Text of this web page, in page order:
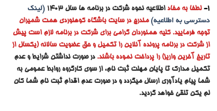
1- لطفا به مفاداطلاعیه نحوه شرکت در برنامه ها سال ۱۴۰۳
(لینک
دسترسی به اطلاعیه) مندرج در سایت باشگاه کوهنوردی همت شمیران
توجه فرمایید. کلیه همنوردان گرامی برای شرکت در برنامه لازم است پیش
از شرکت در برنامه پرونده آنلاین را تکمیل و حق عضویت سالانه (یکسال از
تاریخ آخرین واریز) را پرداخت نموده باشند.در صورت نداشتن شرایط و عدم
تکمیل مدارک تا پایان مهلت ثبت نام، از سوی کارگروه روابط عمومی به
شما پیام یادآوری ارسال میگردد و در صورت عدم اقدام ثبت نام شما کان
لم یکن تلقی خواهد گردید.